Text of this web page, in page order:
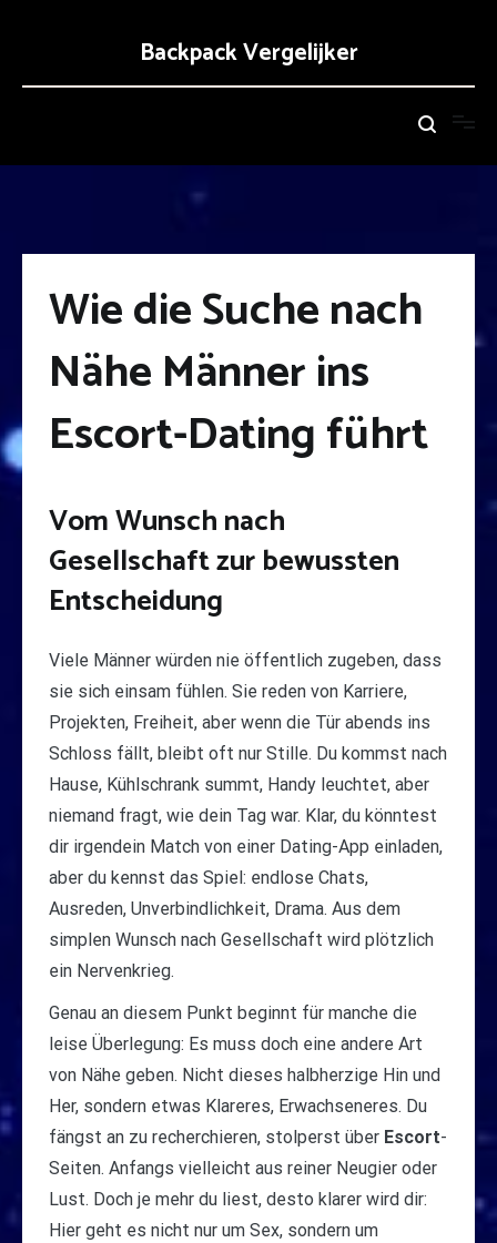
Backpack Vergelijker
Wie die Suche nach
Nähe Männer ins
Escort-Dating führt
Vom Wunsch nach
Gesellschaft zur bewussten
Entscheidung
Viele Männer würden nie öffentlich zugeben, dass
sie sich einsam fühlen. Sie reden von Karriere,
Projekten, Freiheit, aber wenn die Tür abends ins
Schloss fällt, bleibt oft nur Stille. Du kommst nach
Hause, Kühlschrank summt, Handy leuchtet, aber
niemand fragt, wie dein Tag war. Klar, du könntest
dir irgendein Match von einer Dating-App einladen,
aber du kennst das Spiel: endlose Chats,
Ausreden, Unverbindlichkeit, Drama. Aus dem
simplen Wunsch nach Gesellschaft wird plötzlich
ein Nervenkrieg.
Genau an diesem Punkt beginnt für manche die
leise Überlegung: Es muss doch eine andere Art
von Nähe geben. Nicht dieses halbherzige Hin und
Her, sondern etwas Klareres, Erwachseneres. Du
fängst an zu recherchieren, stolperst über Escort-
Seiten. Anfangs vielleicht aus reiner Neugier oder
Lust. Doch je mehr du liest, desto klarer wird dir:
Hier geht es nicht nur um Sex, sondern um